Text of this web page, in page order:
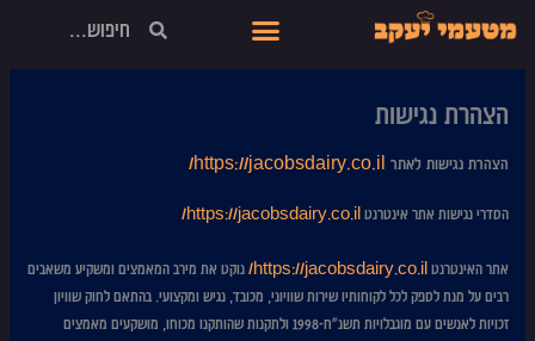
לתוכן
תפריט
הצהרת נגישות
הצהרת נגישות לאתר https://jacobsdairy.co.il/
הסדרי נגישות אתר אינטרנט https://jacobsdairy.co.il/
אתר האינטרנט https://jacobsdairy.co.il/ נוקט את מירב המאמצים ומשקיע משאבים
רבים על מנת לספק לכל לקוחותיו שירות שוויוני, מכובד, נגיש ומקצועי. בהתאם לחוק שוויון
זכויות לאנשים עם מוגבלויות תשנ"ח-1998 ולתקנות שהותקנו מכוחו, מושקעים מאמצים